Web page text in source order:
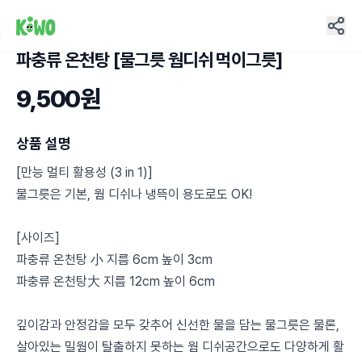
파충류 온천탕 [물그릇 웜디쉬 먹이그릇]
9,500원
상품 설명
[만능 멀티 활용성 (3 in 1)]
물그릇은 기본, 웜 디쉬나 냉뜩이 용도로도 OK!
[사이즈]
파충류 온천탕 小 지름 6cm 높이 3cm
파충류 온천탕大 지름 12cm 높이 6cm
깊이감과 안정감을 모두 갖추어 신선한 물을 담는 물그릇은 물론,
살아있는 밀웜이 탈출하지 못하는 웜 디쉬공간으로도 다양하게 활